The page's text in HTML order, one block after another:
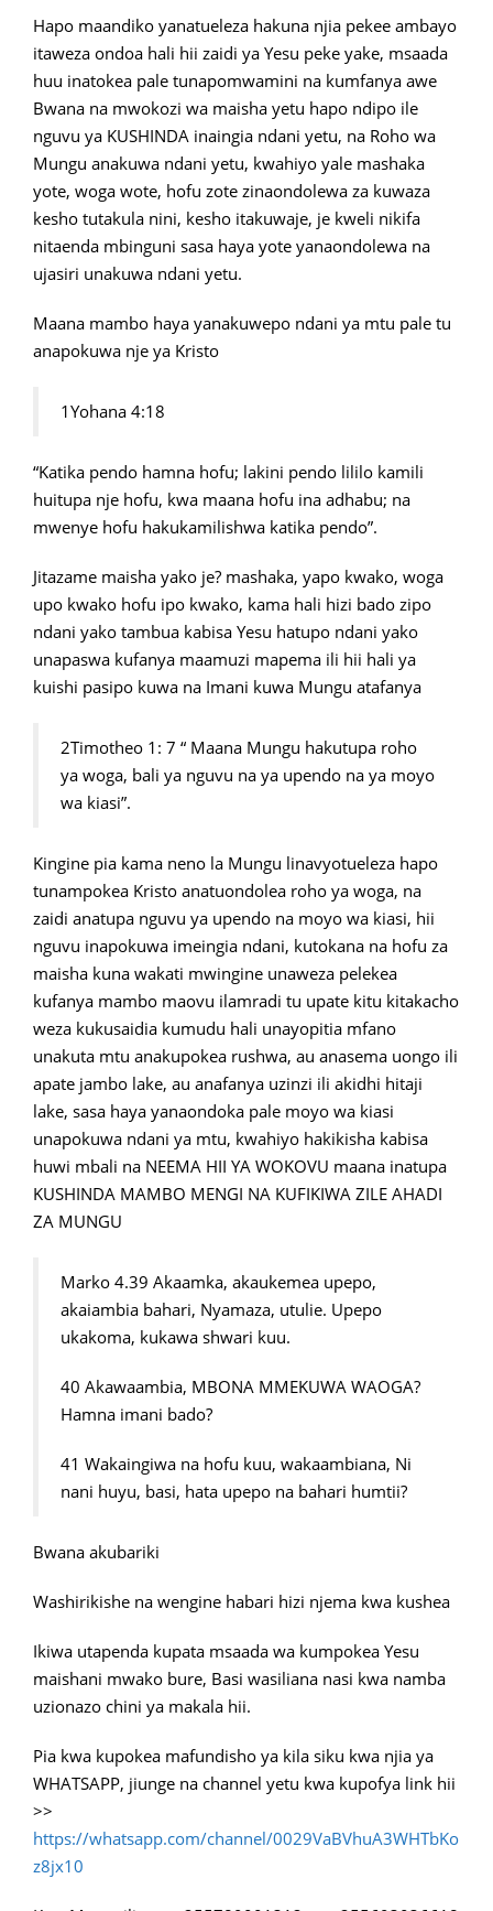
Hapo maandiko yanatueleza hakuna njia pekee ambayo
itaweza ondoa hali hii zaidi ya Yesu peke yake, msaada
huu inatokea pale tunapomwamini na kumfanya awe
Bwana na mwokozi wa maisha yetu hapo ndipo ile
nguvu ya KUSHINDA inaingia ndani yetu, na Roho wa
Mungu anakuwa ndani yetu, kwahiyo yale mashaka
yote, woga wote, hofu zote zinaondolewa za kuwaza
kesho tutakula nini, kesho itakuwaje, je kweli nikifa
nitaenda mbinguni sasa haya yote yanaondolewa na
ujasiri unakuwa ndani yetu.
Maana mambo haya yanakuwepo ndani ya mtu pale tu
anapokuwa nje ya Kristo
1Yohana 4:18
“Katika pendo hamna hofu; lakini pendo lililo kamili
huitupa nje hofu, kwa maana hofu ina adhabu; na
mwenye hofu hakukamilishwa katika pendo”.
Jitazame maisha yako je? mashaka, yapo kwako, woga
upo kwako hofu ipo kwako, kama hali hizi bado zipo
ndani yako tambua kabisa Yesu hatupo ndani yako
unapaswa kufanya maamuzi mapema ili hii hali ya
kuishi pasipo kuwa na Imani kuwa Mungu atafanya
2Timotheo 1: 7 “ Maana Mungu hakutupa roho
ya woga, bali ya nguvu na ya upendo na ya moyo
wa kiasi”.
Kingine pia kama neno la Mungu linavyotueleza hapo
tunampokea Kristo anatuondolea roho ya woga, na
zaidi anatupa nguvu ya upendo na moyo wa kiasi, hii
nguvu inapokuwa imeingia ndani, kutokana na hofu za
maisha kuna wakati mwingine unaweza pelekea
kufanya mambo maovu ilamradi tu upate kitu kitakacho
weza kukusaidia kumudu hali unayopitia mfano
unakuta mtu anakupokea rushwa, au anasema uongo ili
apate jambo lake, au anafanya uzinzi ili akidhi hitaji
lake, sasa haya yanaondoka pale moyo wa kiasi
unapokuwa ndani ya mtu, kwahiyo hakikisha kabisa
huwi mbali na NEEMA HII YA WOKOVU maana inatupa
KUSHINDA MAMBO MENGI NA KUFIKIWA ZILE AHADI
ZA MUNGU
Marko 4.39 Akaamka, akaukemea upepo,
akaiambia bahari, Nyamaza, utulie. Upepo
ukakoma, kukawa shwari kuu.
40 Akawaambia, MBONA MMEKUWA WAOGA?
Hamna imani bado?
41 Wakaingiwa na hofu kuu, wakaambiana, Ni
nani huyu, basi, hata upepo na bahari humtii?
Bwana akubariki
Washirikishe na wengine habari hizi njema kwa kushea
Ikiwa utapenda kupata msaada wa kumpokea Yesu
maishani mwako bure, Basi wasiliana nasi kwa namba
uzionazo chini ya makala hii.
Pia kwa kupokea mafundisho ya kila siku kwa njia ya
WHATSAPP, jiunge na channel yetu kwa kupofya link hii
>>
https://whatsapp.com/channel/0029VaBVhuA3WHTbKo
z8jx10